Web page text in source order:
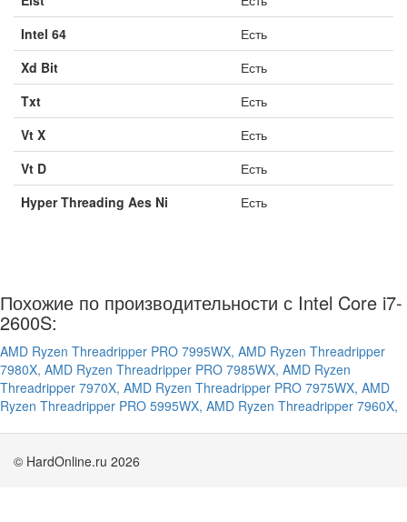
Intel 64
Есть
Xd Bit
Есть
Txt
Есть
Vt X
Есть
Vt D
Есть
Hyper Threading Aes Ni
Есть
Похожие по производительности с Intel Core i7-
2600S:
AMD Ryzen Threadripper PRO 7995WX, AMD Ryzen Threadripper
7980X, AMD Ryzen Threadripper PRO 7985WX, AMD Ryzen
Threadripper 7970X, AMD Ryzen Threadripper PRO 7975WX, AMD
Ryzen Threadripper PRO 5995WX, AMD Ryzen Threadripper 7960X,
© HardOnline.ru 2026